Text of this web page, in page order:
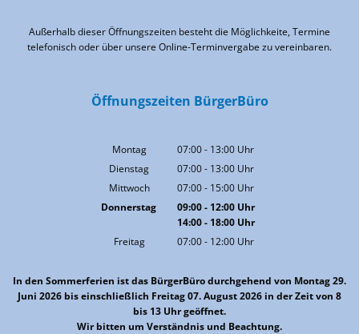
Außerhalb dieser Öffnungszeiten besteht die Möglichkeite, Termine
telefonisch oder über unsere Online-Terminvergabe zu vereinbaren.
Öffnungszeiten BürgerBüro
Montag 07:00- 13:00 Uhr
Von 07:00 bis 13:00 Uhr
Dienstag 07:00- 13:00 Uhr
Von 07:00 bis 13:00 Uhr
Mittwoch 07:00- 15:00 Uhr
Von 07:00 bis 15:00 Uhr
Donnerstag 09:00- 12:00Uhr
Von 09:00 bis 12:00 Uhr
14:00- 18:00Uhr
Von 14:00 bis 18:00 Uhr
Freitag 07:00- 12:00 Uhr
In den Sommerferien ist das BürgerBüro durchgehend von Montag 29.
Juni 2026 bis einschließlich Freitag 07. August 2026 in der Zeit von 8
bis 13 Uhr geöffnet.
Wir bitten um Verständnis und Beachtung.